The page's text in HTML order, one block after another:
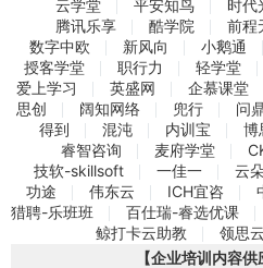
云学堂
平安知鸟 时代
腾讯乐享
酷学院 前程
数字中欧
新风向 小鹅通
授客学堂
职行力 轻学堂
爱上学习
英盛网 企慕课堂
思创
阔知网络 兜行 问
得到
混沌 内训宝 博
睿智咨询
麦府学堂
技软-skillsoft
一佳一 云
功途
伟东云 ICH宜咨
猎聘-乐班班
百仕瑞-睿选优课
鲸打卡云助教
领思云
【企业培训内容供